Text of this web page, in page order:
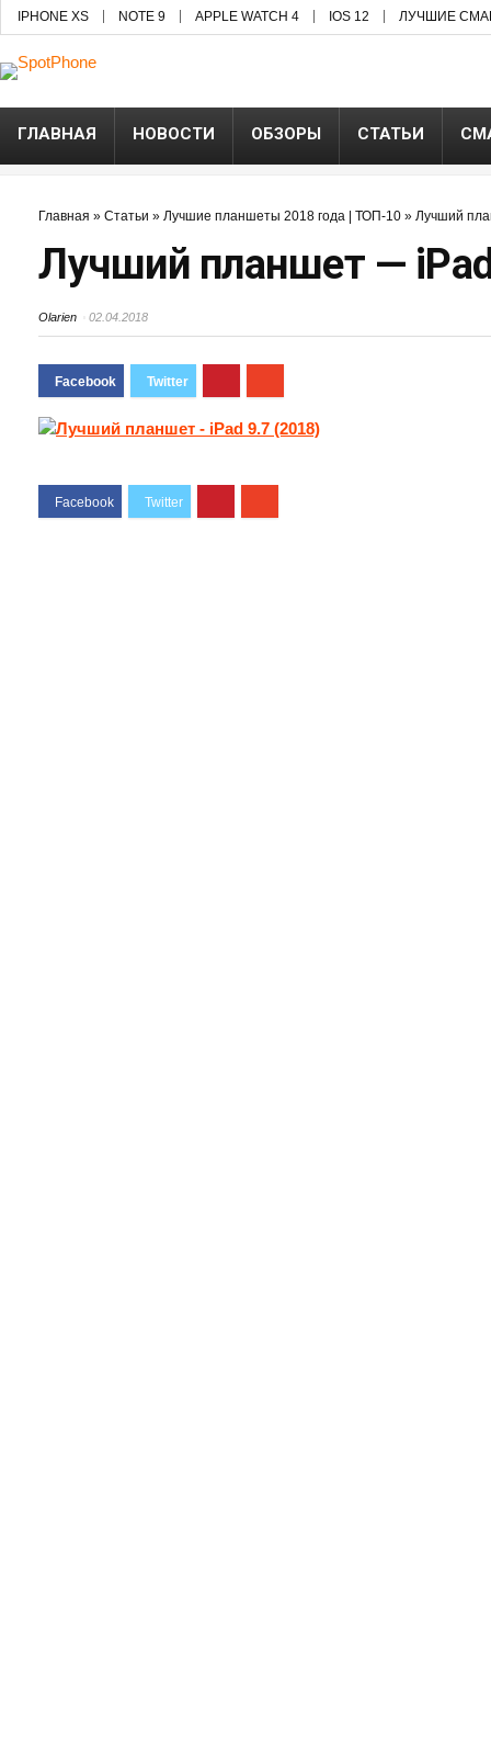
IPHONE XS NOTE 9 APPLE WATCH 4 IOS 12 ЛУЧШИЕ
ГЛАВНАЯ НОВОСТИ ОБЗОРЫ СТАТЬИ
Главная » Статьи » Лучшие планшеты 2018 года | ТОП-10 » Лучший
Лучший планшет —
Olarien 02.04.2018